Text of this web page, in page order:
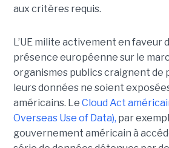
aux critères requis.
L’UE milite activement en faveur
présence européenne sur le
organismes publics craignent de
leurs données ne soient
américains. Le Cloud Act
Overseas Use of Data), par
gouvernement américain à